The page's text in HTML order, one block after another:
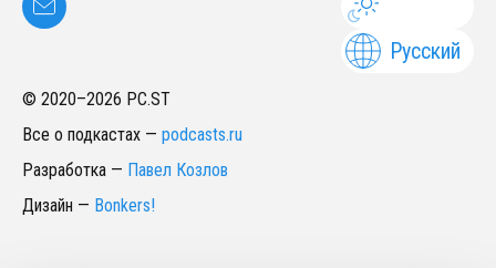
Русский
© 2020–2026 PC.ST
Все о подкастах — podcasts.ru
Разработка — Павел Козлов
Дизайн — Bonkers!